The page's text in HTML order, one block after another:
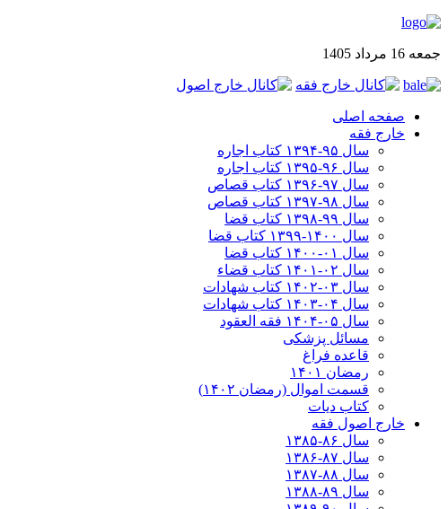
جمعه 16 مرداد 1405
صفحه اصلی
خارج فقه
سال ۹۵-۱۳۹۴ کتاب اجاره
سال ۹۶-۱۳۹۵ کتاب اجاره
سال ۹۷-۱۳۹۶ کتاب قصاص
سال ۹۸-۱۳۹۷ کتاب قصاص
سال ۹۹-۱۳۹۸‍ کتاب قضا
سال ۱۴۰۰-۱۳۹۹ کتاب قضا
سال ۰۱-۱۴۰۰ کتاب قضا
سال ۰۲-۱۴۰۱ کتاب قضاء
سال ۰۳-۱۴۰۲ کتاب شهادات
سال ۰۴-۱۴۰۳ کتاب شهادات
سال ۰۵-۱۴۰۴ فقه العقود
مسائل پزشکی
قاعده فراغ
رمضان ۱۴۰۱
قسمت اموال (رمضان ۱۴۰۲)
کتاب دیات
خارج اصول فقه
سال ۸۶-۱۳۸۵
سال ۸۷-۱۳۸۶
سال ۸۸-۱۳۸۷
سال ۸۹-۱۳۸۸